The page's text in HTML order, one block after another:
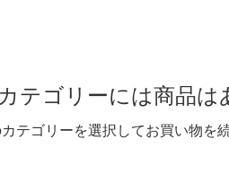
テゴリーには商品
テゴリーを選択してお買い物を